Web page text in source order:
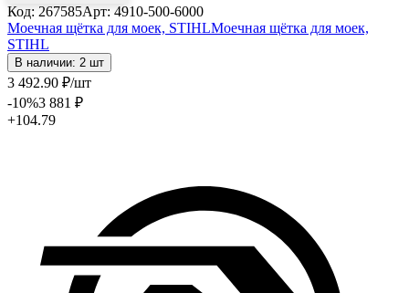
Код: 267585Арт: 4910-500-6000
Моечная щётка для моек, STIHLМоечная щётка для моек,
STIHL
В наличии: 2 шт
3 492.90 ₽/шт
-10%3 881 ₽
+104.79